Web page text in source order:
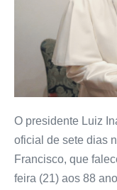
O presidente Luiz
oficial de sete dias
Francisco, que
feira (21) aos 88